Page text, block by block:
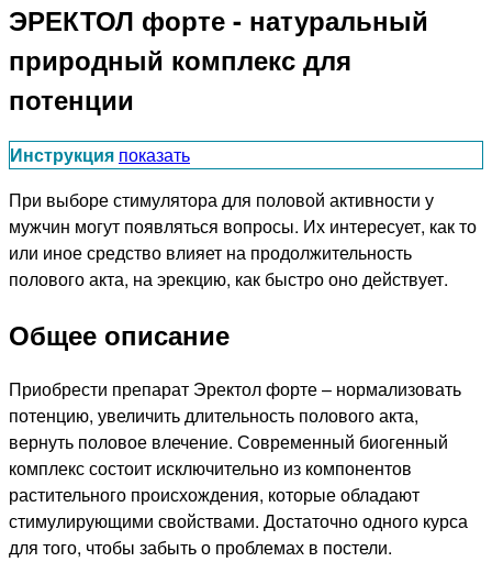
ЭРЕКТОЛ форте - натуральный
природный комплекс для
потенции
Инструкция показать
При выборе стимулятора для половой активности у
мужчин могут появляться вопросы. Их интересует, как то
или иное средство влияет на продолжительность
полового акта, на эрекцию, как быстро оно действует.
Общее описание
Приобрести препарат Эректол форте – нормализовать
потенцию, увеличить длительность полового акта,
вернуть половое влечение. Современный биогенный
комплекс состоит исключительно из компонентов
растительного происхождения, которые обладают
стимулирующими свойствами. Достаточно одного курса
для того, чтобы забыть о проблемах в постели.